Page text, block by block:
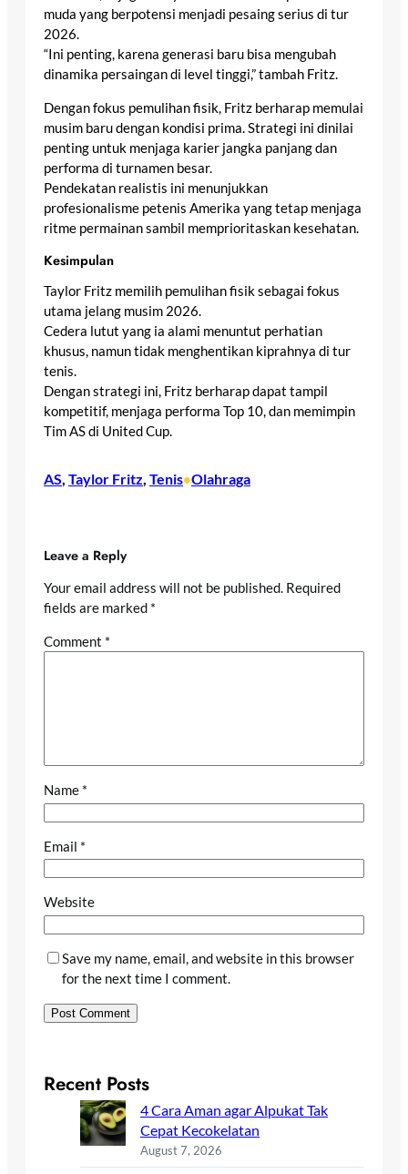
muda yang berpotensi menjadi pesaing serius di tur
2026.
“Ini penting, karena generasi baru bisa mengubah
dinamika persaingan di level tinggi,” tambah Fritz.
Dengan fokus pemulihan fisik, Fritz berharap memulai
musim baru dengan kondisi prima. Strategi ini dinilai
penting untuk menjaga karier jangka panjang dan
performa di turnamen besar.
Pendekatan realistis ini menunjukkan
profesionalisme petenis Amerika yang tetap menjaga
ritme permainan sambil memprioritaskan kesehatan.
Kesimpulan
Taylor Fritz memilih pemulihan fisik sebagai fokus
utama jelang musim 2026.
Cedera lutut yang ia alami menuntut perhatian
khusus, namun tidak menghentikan kiprahnya di tur
tenis.
Dengan strategi ini, Fritz berharap dapat tampil
kompetitif, menjaga performa Top 10, dan memimpin
Tim AS di United Cup.
AS Taylor Fritz Tenis•Olahraga
Leave a Reply
Your email address will not be published. Required
fields are marked *
Comment *
Name *
Email *
Website
Save my name, email, and website in this browser
for the next time I comment.
Recent Posts
4 Cara Aman agar Alpukat Tak
Cepat Kecokelatan
August 7, 2026